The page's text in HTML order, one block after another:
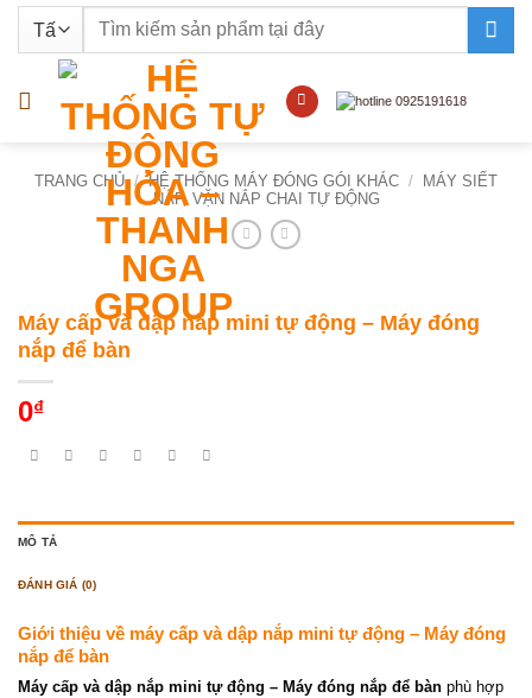
nội
Tìm
TRANG CHỦ / HỆ THỐNG MÁY ĐÓNG GÓI KHÁC /
MÁY SIẾT
NẮP, VẶN NẮP CHAI TỰ ĐỘNG
Máy cấp và dập nắp mini tự động – Máy đóng
nắp để bàn
0₫
MÔ TẢ
ĐÁNH GIÁ (0)
Giới thiệu về máy cấp và dập nắp mini tự động – Máy đóng
nắp để bàn
Máy cấp và dập nắp mini tự động – Máy đóng nắp để bàn phù hợp